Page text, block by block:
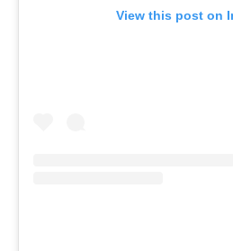
View this post on